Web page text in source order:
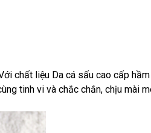
chất liệu Da cá sấu cao cấp
tinh vi và chắc chắn, chịu mài